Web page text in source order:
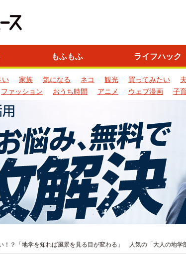
もふもふ ライフハック
い 家族 気になる ネコ 観光 買ってみたい
ファッション おうち時間 アニメ ウェブ漫画 子
！？「地学を知れば風景を見る目が変わる」 人気の「大人の地学